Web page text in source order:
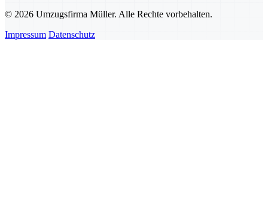
© 2026 Umzugsfirma Müller. Alle Rechte vorbehalten.
Impressum Datenschutz